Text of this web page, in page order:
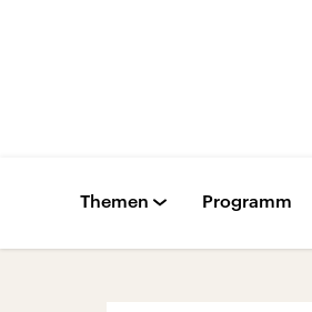
Themen Programm